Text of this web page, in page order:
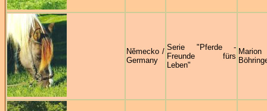
Německo /
Germany
Serie "Pferde -
Freunde fürs
Leben"
Marion